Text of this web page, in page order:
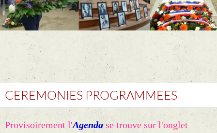
Contact
FAITS DE GUERRE
Figures Marquantes
CEREMONIES PROGRAMMEES
Provisoirement l'Agenda se trouve sur l'onglet